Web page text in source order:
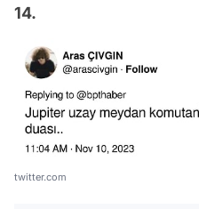
14.
twitter.com